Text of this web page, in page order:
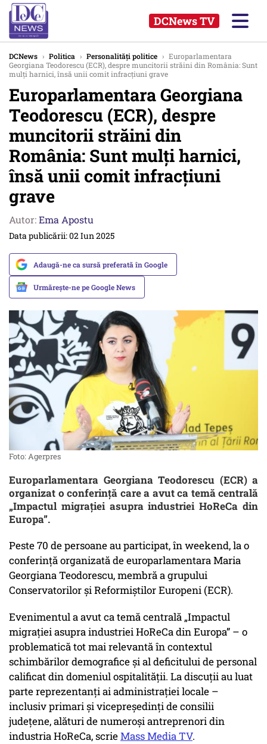
DCNews TV
DCNews › Politica › Personalități politice › Europarlamentara
Georgiana Teodorescu (ECR), despre muncitorii străini din România: Sunt
mulți harnici, însă unii comit infracțiuni grave
Europarlamentara Georgiana
Teodorescu (ECR), despre
muncitorii străini din
România: Sunt mulți harnici,
însă unii comit infracțiuni
grave
Autor:Ema Apostu
Data publicării: 02 Iun 2025
Adaugă-ne ca sursă preferată în Google
Urmărește-ne pe Google News
Foto: Agerpres
Europarlamentara Georgiana Teodorescu (ECR) a
organizat o conferință care a avut ca temă centrală
„Impactul migrației asupra industriei HoReCa din
Europa”.
Peste 70 de persoane au participat, în weekend, la o
conferință organizată de europarlamentara Maria
Georgiana Teodorescu, membră a grupului
Conservatorilor și Reformiștilor Europeni (ECR).
Evenimentul a avut ca temă centrală „Impactul
migrației asupra industriei HoReCa din Europa” – o
problematică tot mai relevantă în contextul
schimbărilor demografice și al deficitului de personal
calificat din domeniul ospitalității. La discuții au luat
parte reprezentanți ai administrației locale –
inclusiv primari și vicepreședinți de consilii
județene, alături de numeroși antreprenori din
industria HoReCa, scrieMass Media TV.